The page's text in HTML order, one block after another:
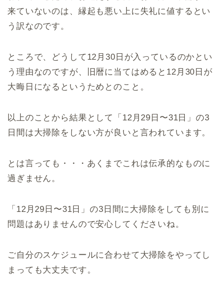
来ていないのは、縁起も悪い上に失礼に値するとい
う訳なのです。
ところで、どうして12月30日が入っているのかとい
う理由なのですが、旧暦に当てはめると12月30日が
大晦日になるというためとのこと。
以上のことから結果として「12月29日〜31日」の3
日間は大掃除をしない方が良いと言われています。
とは言っても・・・あくまでこれは伝承的なものに
過ぎません。
「12月29日〜31日」の3日間に大掃除をしても別に
問題はありませんので安心してくださいね。
ご自分のスケジュールに合わせて大掃除をやってし
まっても大丈夫です。